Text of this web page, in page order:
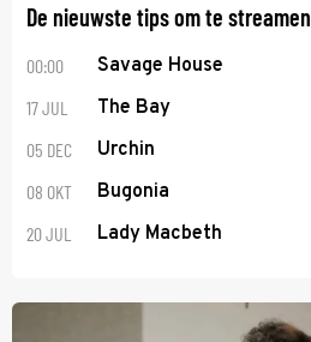
De nieuwste tips om te streamen
00:00 Savage House
17 JUL The Bay
05 DEC Urchin
08 OKT Bugonia
20 JUL Lady Macbeth